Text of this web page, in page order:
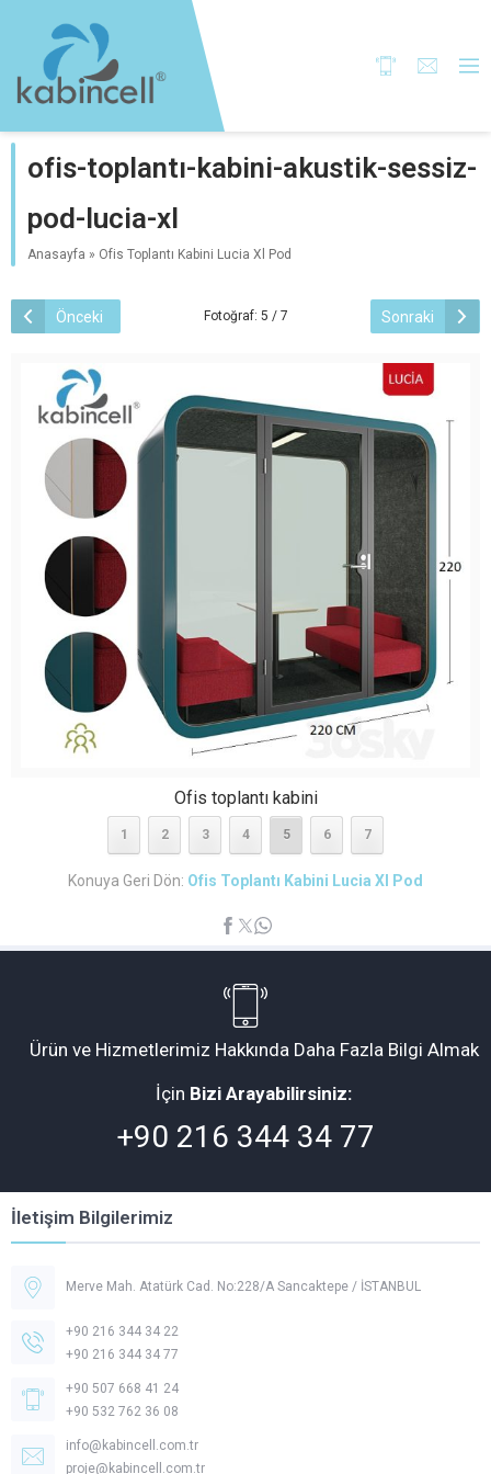
ofis-toplantı-kabini-akustik-sessiz-
pod-lucia-xl
Anasayfa » Ofis Toplantı Kabini Lucia Xl Pod
Önceki Fotoğraf: 5 / 7 Sonraki
Ofis toplantı kabini
1 2 3 4 5 6 7
Konuya Geri Dön: Ofis Toplantı Kabini Lucia Xl Pod
Ürün ve Hizmetlerimiz Hakkında Daha Fazla Bilgi Almak
İçin Bizi Arayabilirsiniz:
+90 216 344 34 77
İletişim Bilgilerimiz
Merve Mah. Atatürk Cad. No:228/A Sancaktepe / İSTANBUL
+90 216 344 34 22
+90 216 344 34 77
+90 507 668 41 24
+90 532 762 36 08
info@kabincell.com.tr
proje@kabincell.com.tr
Müşteri Temsilcisi -
Kabincell